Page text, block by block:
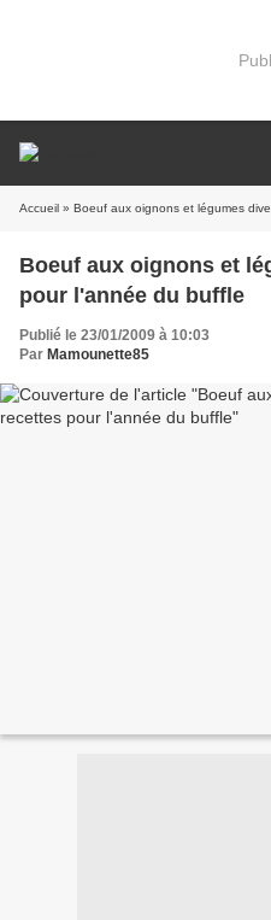
Accueil » Boeuf aux oignons et légumes
Boeuf aux oignons et
pour l'année du buffle
Publié le 23/01/2009 à 10:03
Par Mamounette85